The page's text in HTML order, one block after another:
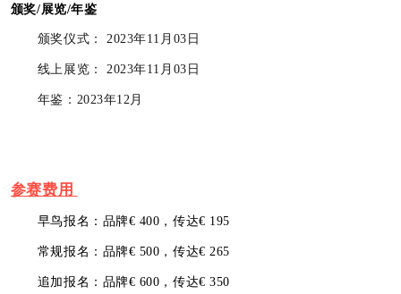
颁奖/展览/年鉴
颁奖仪式： 2023年11月03日
线上展览： 2023年11月03日
年鉴：2023年12月
参赛费用
早鸟报名：品牌€ 400，传达€ 195
常规报名： 品牌€ 500，传达€ 265
追加报名： 品牌€ 600，传达€ 350